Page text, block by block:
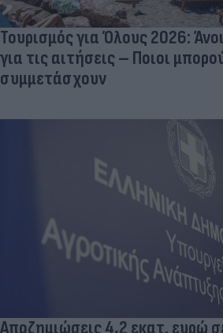
Τουρισμός για Όλους 2026:
για τις αιτήσεις – Ποιοι
συμμετάσχουν
Αποζημιώσεις 4,2 εκατ. ευρώ